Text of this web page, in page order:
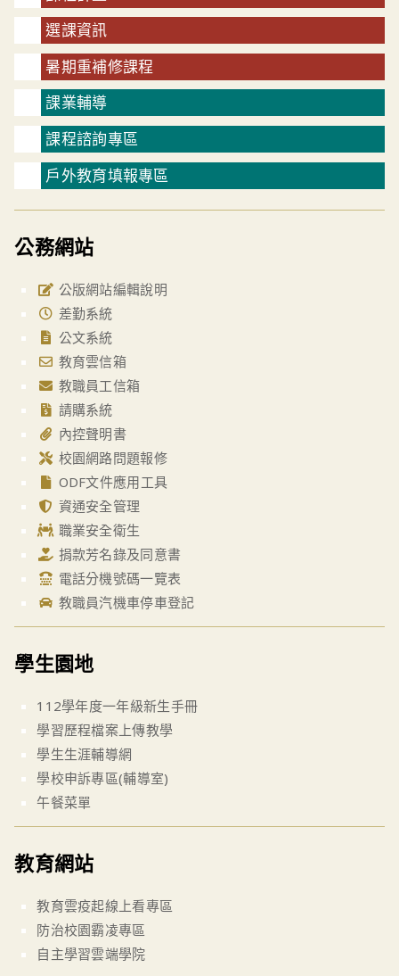
選課資訊
暑期重補修課程
課業輔導
課程諮詢專區
戶外教育填報專區
公務網站
公版網站編輯說明
差勤系統
公文系統
教育雲信箱
教職員工信箱
請購系統
內控聲明書
校園網路問題報修
ODF文件應用工具
資通安全管理
職業安全衛生
捐款芳名錄及同意書
電話分機號碼一覽表
教職員汽機車停車登記
學生園地
112學年度一年級新生手冊
學習歷程檔案上傳教學
學生生涯輔導網
學校申訴專區(輔導室)
午餐菜單
教育網站
教育雲疫起線上看專區
防治校園霸凌專區
自主學習雲端學院